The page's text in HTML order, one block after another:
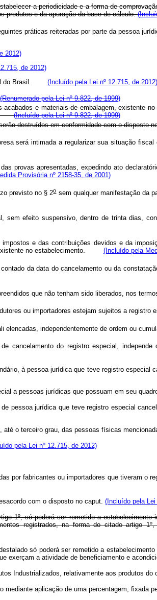
a periodicidade e a forma de
produtos e da apuração da base de cálculo.
práticas reiteradas por parte da pessoa
2012)
de 2012)
do Brasil. (Incluído pela Lei nº 12.715, de 2012)
(Renumerado pela Lei nº 9.822, de 1999)
e materiais de embalagem, existente
(Incluído pela Lei nº 9.822, de 1999)
serão destruídos em conformidade com o
será intimada a regularizar sua situação
provas apresentadas, expedindo ato
Provisória nº 2158-35, de 2001)
previsto no § 2osem qualquer manifestação
efeito suspensivo, dentro de trinta dias,
e das contribuições devidos e da
no estabelecimento.
(Incluído pela
da data do cancelamento ou da
que não tenham sido liberados, nos
ou importadores estejam sujeitos a
elencadas, independentemente de ordem ou
cancelamento do registro especial,
à pessoa jurídica que teve registro especial
a pessoas jurídicas que possuam em seu
pessoa jurídica que teve registro especial
até o terceiro grau, das pessoas físicas
pela Lei nº 12.715, de 2012)
por fabricantes ou importadores que tiveram o
com o disposto no caput (Incluído pela Lei
1º, só poderá ser remetido a
registrados, na forma do citado artigo
só poderá ser remetido a
a atividade de beneficiamento e
Industrializados, relativamente aos produtos do
aplicação de uma percentagem, fixada